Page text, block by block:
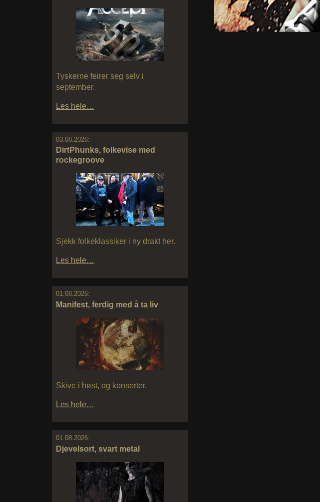
Tyskerne feirer seg selv i
september.
Les hele…
03.08.2026:
DirtPhunks, folkevise med
rockegroove
Sjekk folkeklassiker i ny drakt her.
Les hele…
01.08.2026:
Manifest, ferdig med å ta liv
Skive i høst, og konserter.
Les hele…
01.08.2026:
Djevelsort, svart metal